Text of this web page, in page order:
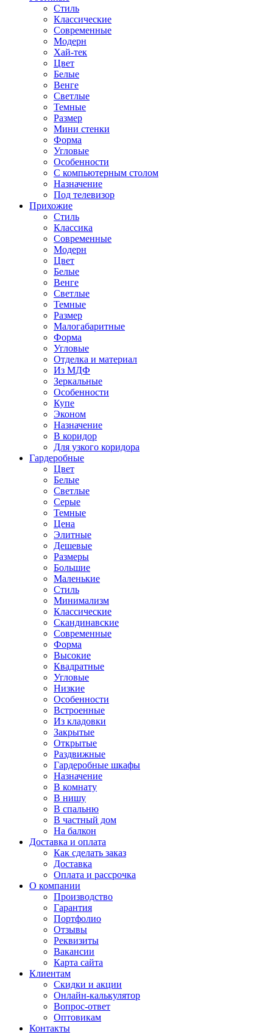
Стиль
Классические
Современные
Модерн
Хай-тек
Цвет
Белые
Венге
Светлые
Темные
Размер
Мини стенки
Форма
Угловые
Особенности
С компьютерным столом
Назначение
Под телевизор
Прихожие
Стиль
Классика
Современные
Модерн
Цвет
Белые
Венге
Светлые
Темные
Размер
Малогабаритные
Форма
Угловые
Отделка и материал
Из МДФ
Зеркальные
Особенности
Купе
Эконом
Назначение
В коридор
Для узкого коридора
Гардеробные
Цвет
Белые
Светлые
Серые
Темные
Цена
Элитные
Дешевые
Размеры
Большие
Маленькие
Стиль
Минимализм
Классические
Скандинавские
Современные
Форма
Высокие
Квадратные
Угловые
Низкие
Особенности
Встроенные
Из кладовки
Закрытые
Открытые
Раздвижные
Гардеробные шкафы
Назначение
В комнату
В нишу
В спальню
В частный дом
На балкон
Доставка и оплата
Как сделать заказ
Доставка
Оплата и рассрочка
О компании
Производство
Гарантия
Портфолио
Отзывы
Реквизиты
Вакансии
Карта сайта
Клиентам
Скидки и акции
Онлайн-калькулятор
Вопрос-ответ
Оптовикам
Контакты